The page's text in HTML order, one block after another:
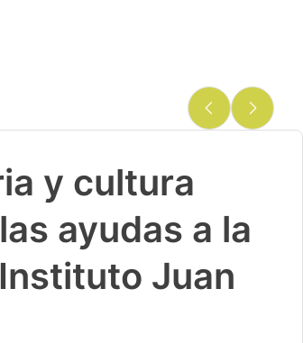
y cultura
ayudas a la
Juan